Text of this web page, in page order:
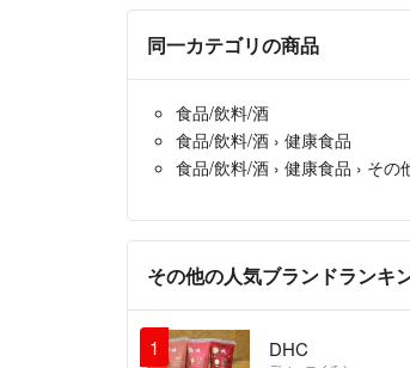
同一カテゴリの商品
食品/飲料/酒
食品/飲料/酒 › 健康食品
食品/飲料/酒 › 健康食品 › その
その他の人気ブランドランキ
1 DHC